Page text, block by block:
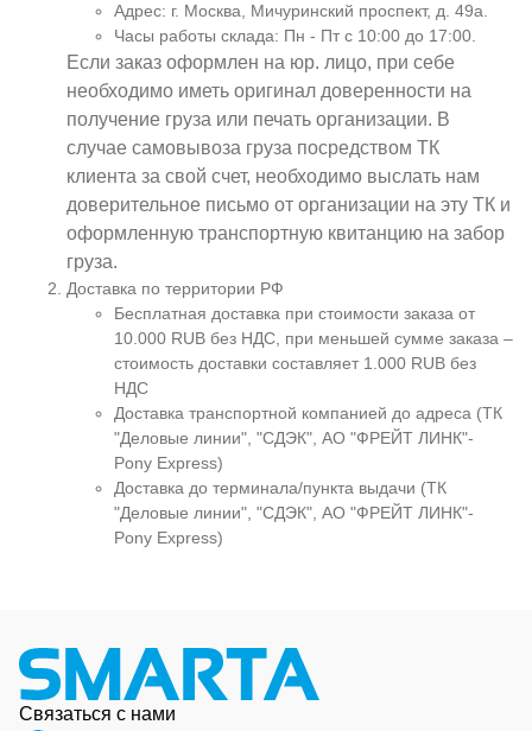
Адрес: г. Москва, Мичуринский проспект, д. 49а.
Часы работы склада: Пн - Пт с 10:00 до 17:00.
Если заказ оформлен на юр. лицо, при себе
необходимо иметь оригинал доверенности на
получение груза или печать организации. В
случае самовывоза груза посредством ТК
клиента за свой счет, необходимо выслать нам
доверительное письмо от организации на эту ТК и
оформленную транспортную квитанцию на забор
груза.
Доставка по территории РФ
Бесплатная доставка при стоимости заказа от
10.000 RUB без НДС, при меньшей сумме заказа –
стоимость доставки составляет 1.000 RUB без
НДС
Доставка транспортной компанией до адреса (ТК
"Деловые линии", "СДЭК", АО "ФРЕЙТ ЛИНК"-
Pony Express)
Доставка до терминала/пункта выдачи (ТК
"Деловые линии", "СДЭК", АО "ФРЕЙТ ЛИНК"-
Pony Express)
Связаться с нами